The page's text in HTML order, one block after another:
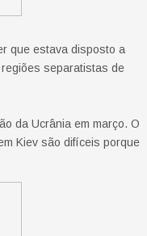
que estava disposto a
separatistas de
da Ucrânia em março. O
Kiev são difíceis porque